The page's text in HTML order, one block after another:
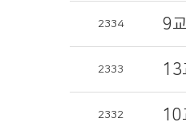
2334 9
2333 13
2332 10